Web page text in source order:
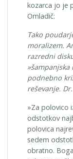
kozarca jo je
Omladič:
Tako
moralizem.
razredni
podnebno
reševanje.
»Za polovico
odstotkov
polovica
sedem
obratno.